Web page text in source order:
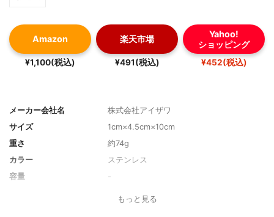
Amazon
¥1,100(税込)
楽天市場
¥491(税込)
Yahoo!
ショッピング
¥452(税込)
メーカー会社名
株式会社アイザワ
サイズ
1cm×4.5cm×10cm
重さ
約74g
カラー
ステンレス
容量
18‐8ステンレス鋼
もっと見る